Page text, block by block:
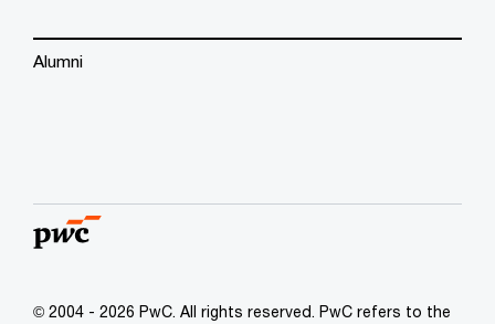
Alumni
© 2004 - 2026 PwC. All rights reserved. PwC refers to the